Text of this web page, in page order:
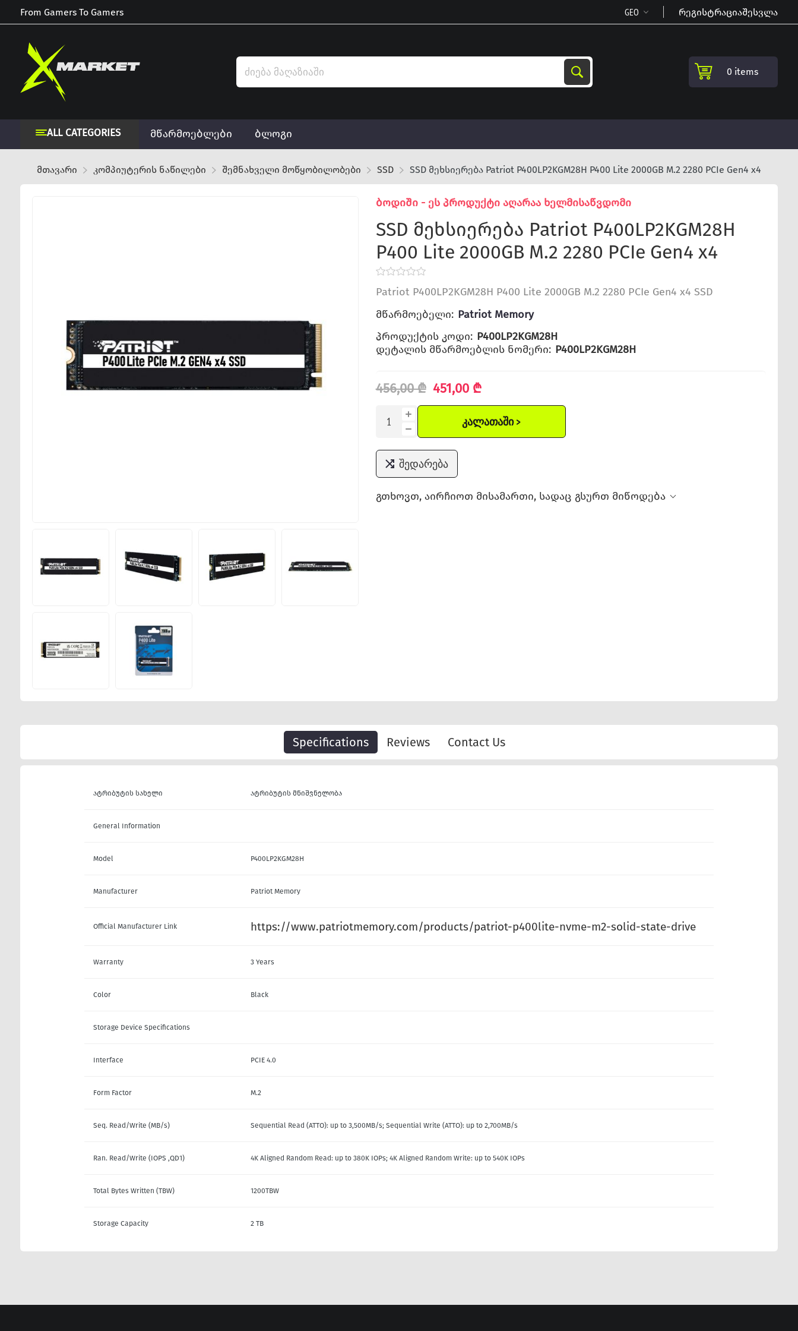
From Gamers To Gamers რეგისტრაციაშესვლა
0 items
ALL CATEGORIES მწარმოებლები ბლოგი
მთავარი კომპიუტერის ნაწილები შემნახველი მოწყობილობები SSD SSD მეხსიერება Patriot P400LP2KGM28H P400 Lite 2000GB M.2 2280 PCIe Gen4 x4
ბოდიში - ეს პროდუქტი აღარაა ხელმისაწვდომი
SSD მეხსიერება Patriot P400LP2KGM28H
P400 Lite 2000GB M.2 2280 PCIe Gen4 x4
Patriot P400LP2KGM28H P400 Lite 2000GB M.2 2280 PCIe Gen4 x4 SSD
მწარმოებელი: Patriot Memory
პროდუქტის კოდი: P400LP2KGM28H
დეტალის მწარმოებლის ნომერი: P400LP2KGM28H
456,00 ₾ 451,00 ₾
ᲙᲐᲚᲐᲗᲐᲨᲘ >
შედარება
გთხოვთ, აირჩიოთ მისამართი, სადაც გსურთ მიწოდება
Specifications Reviews Contact Us
ატრიბუტის სახელი ატრიბუტის მნიშვნელობა
General Information
Model P400LP2KGM28H
Manufacturer Patriot Memory
Official Manufacturer Link https://www.patriotmemory.com/products/patriot-p400lite-nvme-m2-solid-state-drive
Warranty 3 Years
Color Black
Storage Device Specifications
Interface PCIE 4.0
Form Factor M.2
Seq. Read/Write (MB/s) Sequential Read (ATTO): up to 3,500MB/s; Sequential Write (ATTO): up to 2,700MB/s
Ran. Read/Write (IOPS ,QD1) 4K Aligned Random Read: up to 380K IOPs; 4K Aligned Random Write: up to 540K IOPs
Total Bytes Written (TBW) 1200TBW
Storage Capacity 2 TB